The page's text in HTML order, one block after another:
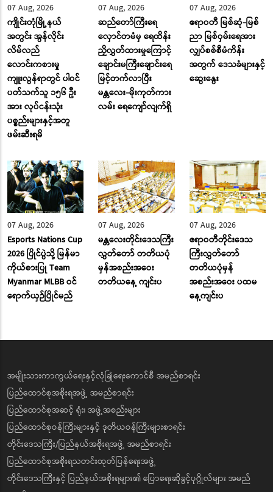
07 Aug, 2026
ကျိုင်းတုံမြို့နယ်
အတွင်း အွန်လိုင်း
လိမ်လည်
လောင်းကစားမှု
ကျူးလွန်ရာတွင် ပါဝင်
ပတ်သက်သူ ၁၅၆ ဦး
အား လုပ်ငန်းသုံး
ပစ္စည်းများနှင့်အတူ
ဖမ်းဆီးရမိ
07 Aug, 2026
ဆည်တော်ကြီးရေ
လှောင်တမံမှ ရေထိန်း
ညှိလွှတ်ထားမှုကြောင့်
ချောင်းမကြီးချောင်းရေ
မြင့်တက်လာပြီး
မန္တလေး-မိုးကုတ်ကား
လမ်း ‌ရေ‌ကျော်လျက်ရှိ
07 Aug, 2026
ဧရာဝတီ မြစ်ဆုံ-မြစ်
ညာ မြစ်ဝှမ်းရေအား
လျှပ်စစ်စီမံကိန်း
အတွက် ဒေသခံများနှင့်
ဆွေးနွေး
07 Aug, 2026
Esports Nations Cup
2026 ပြိုင်ပွဲသို့ မြန်မာ
ကိုယ်စားပြု Team
Myanmar MLBB ဝင်
ရောက်ယှဉ်ပြိုင်မည်
07 Aug, 2026
မန္တလေးတိုင်းဒေသကြီး
လွှတ်တော် တတိယပုံ
မှန်အစည်းအဝေး
တတိယနေ့ ကျင်းပ
07 Aug, 2026
ဧရာဝတီတိုင်းဒေသ
ကြီးလွှတ်တော်
တတိယပုံမှန်
အစည်းအဝေး ပထမ
နေ့ကျင်းပ
အမျိုးသားကာကွယ်ရေးနှင့်လုံခြုံရေးကောင်စီ အမည်စာရင်း
ပြည်ထောင်စုအစိုးရအဖွဲ့ အမည်စာရင်း
ပြည်ထောင်စုအဆင့် ရုံး၊ အဖွဲ့အစည်းများ
ပြည်ထောင်စုဝန်ကြီးများနှင့် ဒုတိယဝန်ကြီးများစာရင်း
တိုင်းဒေသကြီး/ပြည်နယ်အစိုးရအဖွဲ့ အမည်စာရင်း
ပြည်ထောင်စုအစိုးရသတင်းထုတ်ပြန်ရေးအဖွဲ့
တိုင်းဒေသကြီးနှင့် ပြည်နယ်အစိုးရများ၏ ပြောရေးဆိုခွင့်ပုဂ္ဂိုလ်များ အမည်